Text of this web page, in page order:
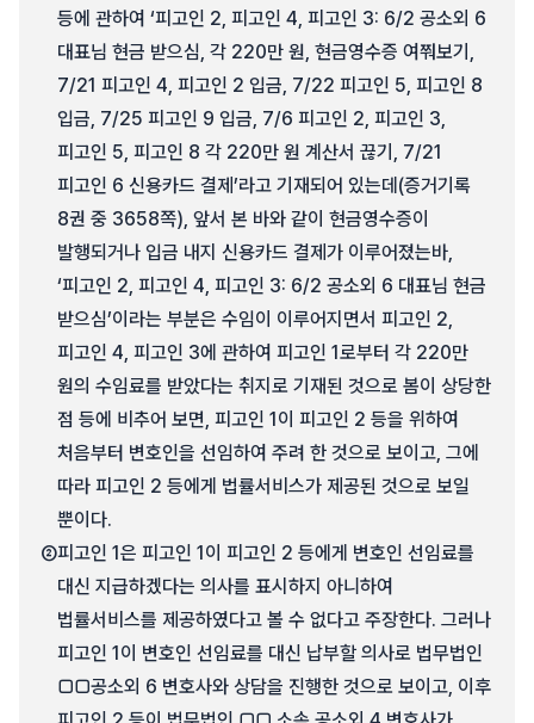
등에 관하여 ‘피고인 2, 피고인 4, 피고인 3: 6/2 공소외 6
대표님 현금 받으심, 각 220만 원, 현금영수증 여쭤보기,
7/21 피고인 4, 피고인 2 입금, 7/22 피고인 5, 피고인 8
입금, 7/25 피고인 9 입금, 7/6 피고인 2, 피고인 3,
피고인 5, 피고인 8 각 220만 원 계산서 끊기, 7/21
피고인 6 신용카드 결제’라고 기재되어 있는데(증거기록
8권 중 3658쪽), 앞서 본 바와 같이 현금영수증이
발행되거나 입금 내지 신용카드 결제가 이루어졌는바,
‘피고인 2, 피고인 4, 피고인 3: 6/2 공소외 6 대표님 현금
받으심’이라는 부분은 수임이 이루어지면서 피고인 2,
피고인 4, 피고인 3에 관하여 피고인 1로부터 각 220만
원의 수임료를 받았다는 취지로 기재된 것으로 봄이 상당한
점 등에 비추어 보면, 피고인 1이 피고인 2 등을 위하여
처음부터 변호인을 선임하여 주려 한 것으로 보이고, 그에
따라 피고인 2 등에게 법률서비스가 제공된 것으로 보일
뿐이다.
②피고인 1은 피고인 1이 피고인 2 등에게 변호인 선임료를
대신 지급하겠다는 의사를 표시하지 아니하여
법률서비스를 제공하였다고 볼 수 없다고 주장한다. 그러나
피고인 1이 변호인 선임료를 대신 납부할 의사로 법무법인
□□공소외 6 변호사와 상담을 진행한 것으로 보이고, 이후